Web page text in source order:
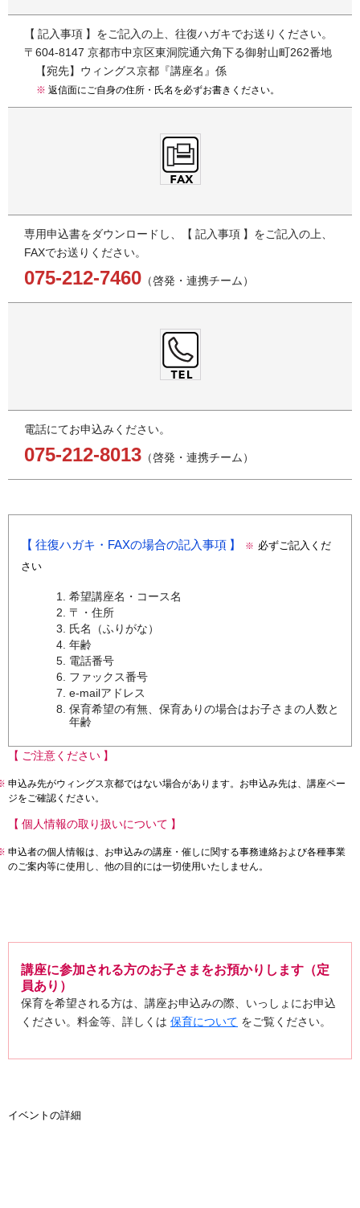
記入事項
をご記入の上、往復ハガキでお送りください。
〒604-8147 京都市中京区東洞院通六角下る御射山町262番地
【宛先】ウィングス京都『講座名』係
※ 返信面にご自身の住所・氏名を必ずお書きください。
専用申込書をダウンロードし、 記入事項
をご記入の上、
FAXでお送りください。
075-212-7460 （啓発・連携チーム）
電話にてお申込みください。
075-212-8013 （啓発・連携チーム）
往復ハガキ・FAXの場合の記入事項 ※ 必ずご記入くだ
さい
希望講座名・コース名
〒・住所
氏名（ふりがな）
年齢
電話番号
ファックス番号
e-mailアドレス
保育希望の有無、保育ありの場合はお子さまの人数と
年齢
ご注意ください
申込み先がウィングス京都ではない場合があります。お申込み先は、講座ペー
ジをご確認ください。
個人情報の取り扱いについて
申込者の個人情報は、お申込みの講座・催しに関する事務連絡および各種事業
のご案内等に使用し、他の目的には一切使用いたしません。
講座に参加される方のお子さまをお預かりします（定
員あり）
保育を希望される方は、講座お申込みの際、いっしょにお申込
ください。料金等、詳しくは 保育について をご覧ください。
イベントの詳細